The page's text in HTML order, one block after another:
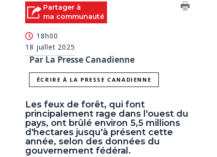
Partager à
ma communauté
18h00
18 juillet 2025
Par La Presse Canadienne
ÉCRIRE À LA PRESSE CANADIENNE
Les feux de forêt, qui font
principalement rage dans l'ouest du
pays, ont brûlé environ 5,5 millions
d'hectares jusqu'à présent cette
année, selon des données du
gouvernement fédéral.